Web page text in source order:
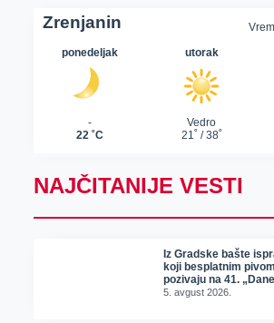
NAJČITANIJE VESTI
Iz Gradske bašte
koji besplatnim
pozivaju na 41.
5. avgust 2026.